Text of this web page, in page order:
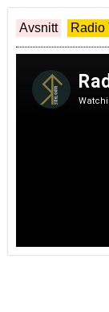
Avsnitt Radio